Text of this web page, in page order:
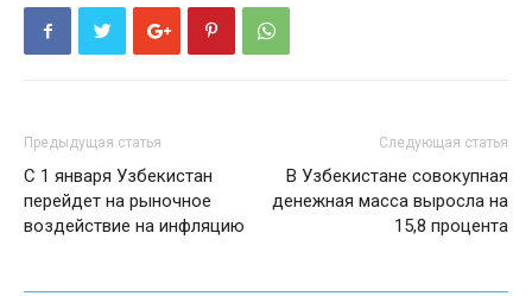
Предыдущая статья
С 1 января Узбекистан
перейдет на рыночное
воздействие на инфляцию
Следующая статья
В Узбекистане совокупная
денежная масса выросла на
15,8 процента